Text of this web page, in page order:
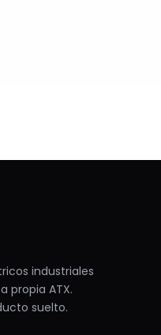
industriales
propia ATX.
suelto.